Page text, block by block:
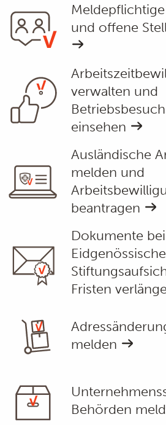
und offene
verwalten und
einsehen
Ausländische
melden und
beantragen
Dokumente
Fristen
melden
Behörden